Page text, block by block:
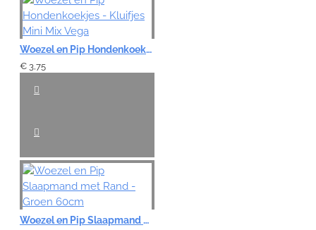
Woezel en Pip Hondenkoekjes - Kluifjes Mini Mix Vega
€ 3,75
Woezel en Pip Slaapmand met Rand - Groen 60cm